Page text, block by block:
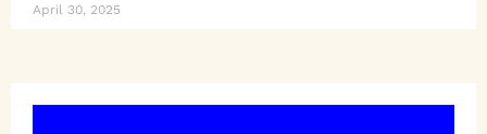
April 30, 2025